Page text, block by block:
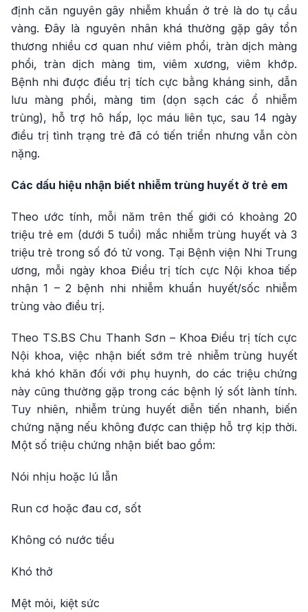
định căn nguyên gây nhiễm khuẩn ở trẻ là do tụ cầu
vàng. Đây là nguyên nhân khá thường gặp gây tổn
thương nhiều cơ quan như viêm phổi, tràn dịch màng
phổi, tràn dịch màng tim, viêm xương, viêm khớp.
Bệnh nhi được điều trị tích cực bằng kháng sinh, dẫn
lưu màng phổi, màng tim (dọn sạch các ổ nhiễm
trùng), hỗ trợ hô hấp, lọc máu liên tục, sau 14 ngày
điều trị tình trạng trẻ đã có tiến triển nhưng vẫn còn
nặng.
Các dấu hiệu nhận biết nhiễm trùng huyết ở trẻ em
Theo ước tính, mỗi năm trên thế giới có khoảng 20
triệu trẻ em (dưới 5 tuổi) mắc nhiễm trùng huyết và 3
triệu trẻ trong số đó tử vong. Tại Bệnh viện Nhi Trung
ương, mỗi ngày khoa Điều trị tích cực Nội khoa tiếp
nhận 1 – 2 bệnh nhi nhiễm khuẩn huyết/sốc nhiễm
trùng vào điều trị.
Theo TS.BS Chu Thanh Sơn – Khoa Điều trị tích cực
Nội khoa, việc nhận biết sớm trẻ nhiễm trùng huyết
khá khó khăn đối với phụ huynh, do các triệu chứng
này cũng thường gặp trong các bệnh lý sốt lành tính.
Tuy nhiên, nhiễm trùng huyết diễn tiến nhanh, biến
chứng nặng nếu không được can thiệp hỗ trợ kịp thời.
Một số triệu chứng nhận biết bao gồm:
Nói nhịu hoặc lú lẫn
Run cơ hoặc đau cơ, sốt
Không có nước tiểu
Khó thở
Mệt mỏi, kiệt sức